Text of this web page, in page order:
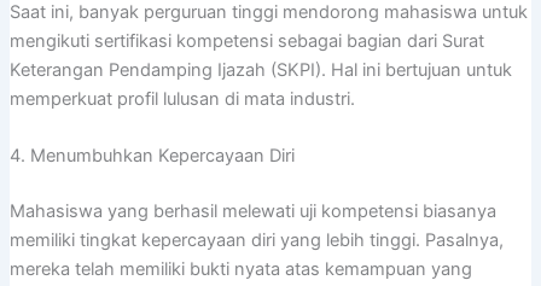
Saat ini, banyak perguruan tinggi mendorong mahasiswa untuk
mengikuti sertifikasi kompetensi sebagai bagian dari Surat
Keterangan Pendamping Ijazah (SKPI). Hal ini bertujuan untuk
memperkuat profil lulusan di mata industri.
4. Menumbuhkan Kepercayaan Diri
Mahasiswa yang berhasil melewati uji kompetensi biasanya
memiliki tingkat kepercayaan diri yang lebih tinggi. Pasalnya,
mereka telah memiliki bukti nyata atas kemampuan yang